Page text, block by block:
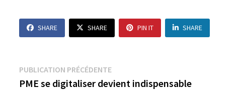
SHARE SHARE PIN IT SHARE
Navigation
PUBLICATION PRÉCÉDENTEPublication
précédente :
PME se digitaliser devient indispensable